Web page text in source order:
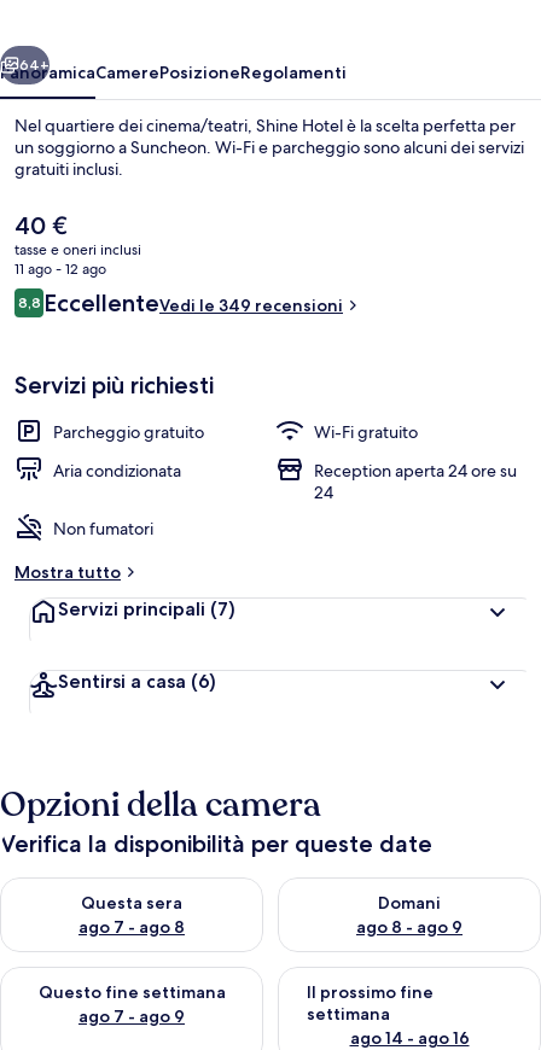
Avanti
64+
PanoramicaCamerePosizioneRegolamenti
Nel quartiere dei cinema/teatri, Shine Hotel è la scelta perfetta per
un soggiorno a Suncheon. Wi-Fi e parcheggio sono alcuni dei servizi
gratuiti inclusi.
Il
prezzo
attuale
è
40 €
40 €
tasse e oneri inclusi
11 ago - 12 ago
Recensioni
8,88,8 su 10
EccellenteVedi le 349 recensioni
Servizi più richiesti
Parcheggio gratuito
Wi-Fi gratuito
Aria condizionata
Reception aperta 24 ore su
24
Non fumatori
Mostra tutto
Servizi principali (7)
Sentirsi a casa (6)
Opzioni della camera
Verifica la disponibilità per queste date
Questa sera
ago 7 - ago 8
Verifica la disponibilità per questa sera, ago 7 - ago 8
Domani
ago 8 - ago 9
Verifica la disponibilità per
Questo fine settimana
ago 7 - ago 9
Verifica la disponibilità per questo fine settimana, ago 7 - ago
Il prossimo fine
settimana
ago 14 - ago 16
Verifica la disponibilità per il